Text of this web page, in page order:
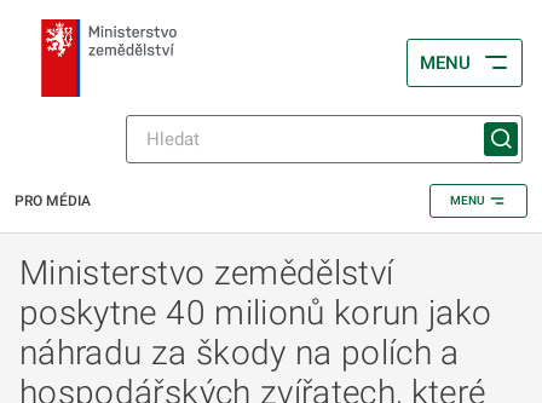
MENU
PRO MÉDIA MENU
Ministerstvo zemědělství
poskytne 40 milionů korun jako
náhradu za škody na polích a
hospodářských zvířatech, které